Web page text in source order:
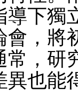
導下獨
會，將
常，研
異也能